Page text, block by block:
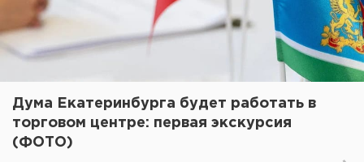
Дума Екатеринбурга будет работать в
торговом центре: первая экскурсия
(ФОТО)